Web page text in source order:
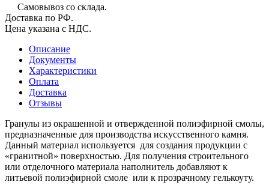
Самовывоз со склада.
Доставка по РФ.
Цена указана с НДС.
Описание
Документы
Характеристики
Оплата
Доставка
Отзывы
Гранулы из окрашенной и отвержденной полиэфирной смолы,
предназначенные для производства искусственного камня.
Данный материал используется для создания продукции с
«гранитной» поверхностью. Для получения строительного
или отделочного материала наполнитель добавляют к
литьевой полиэфирной смоле или к прозрачному гелькоуту.